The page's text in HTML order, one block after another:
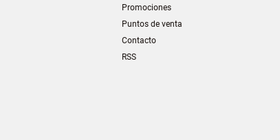
Promociones
Puntos de venta
Contacto
RSS